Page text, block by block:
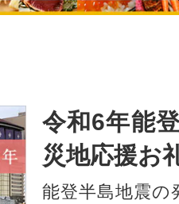
令和6年能
災地応援お
能登半島地震の